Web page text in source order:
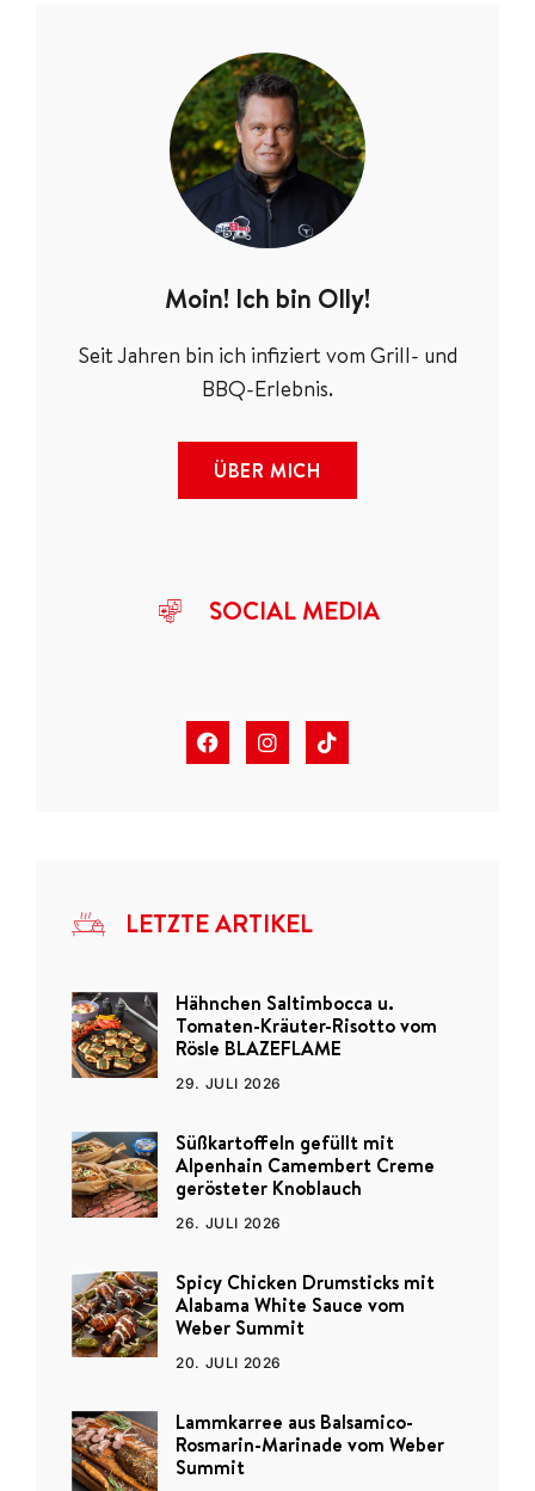
Moin! Ich bin Olly!
Seit Jahren bin ich infiziert vom Grill- und
BBQ-Erlebnis.
ÜBER MICH
SOCIAL MEDIA
LETZTE ARTIKEL
Hähnchen Saltimbocca u.
Tomaten-Kräuter-Risotto vom
Rösle BLAZEFLAME
29. JULI 2026
Süßkartoffeln gefüllt mit
Alpenhain Camembert Creme
gerösteter Knoblauch
26. JULI 2026
Spicy Chicken Drumsticks mit
Alabama White Sauce vom
Weber Summit
20. JULI 2026
Lammkarree aus Balsamico-
Rosmarin-Marinade vom Weber
Summit